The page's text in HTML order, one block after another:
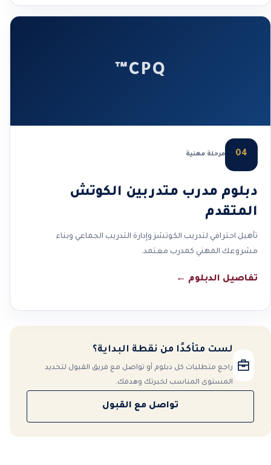
CPQ™
04 مرحلة مهنية
دبلوم مدرب متدربين الكوتش
المتقدم
تأهيل احترافي لتدريب الكوتشز وإدارة التدريب الجماعي وبناء
مشروعك المهني كمدرب معتمد.
تفاصيل الدبلوم ←
لست متأكدًا من نقطة البداية؟
راجع متطلبات كل دبلوم أو تواصل مع فريق القبول لتحديد
المستوى المناسب لخبرتك وهدفك.
تواصل مع القبول